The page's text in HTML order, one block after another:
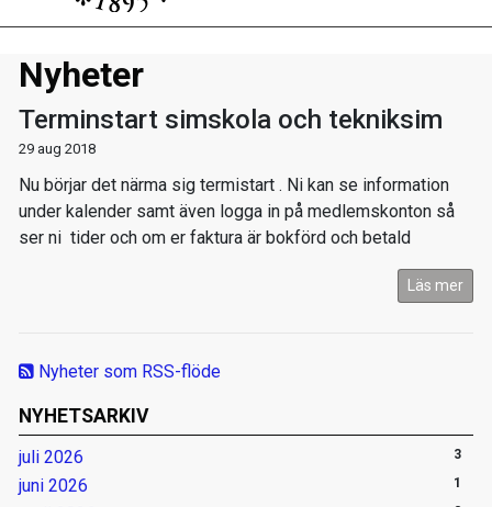
Nyheter som RSS-flöde
NYHETSARKIV
juli 2026 3
juni 2026 1
Nyheter
Terminstart simskola och tekniksim
29 aug 2018
Nu börjar det närma sig termistart . Ni kan se information
under kalender samt även logga in på medlemskonton så
ser ni tider och om er faktura är bokförd och betald
Läs mer